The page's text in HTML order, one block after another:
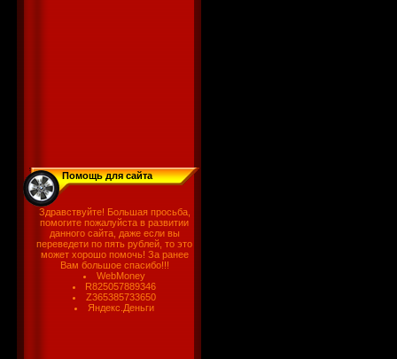
Помощь для сайта
Здравствуйте! Большая просьба,
помогите пожалуйста в развитии
данного сайта, даже если вы
переведети по пять рублей, то это
может хорошо помочь! За ранее
Вам большое спасибо!!!
WebMoney
R825057889346
Z365385733650
Яндекс.Деньги